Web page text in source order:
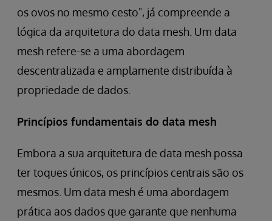
os ovos no mesmo cesto", já compreende a
lógica da arquitetura do data mesh. Um data
mesh refere-se a uma abordagem
descentralizada e amplamente distribuída à
propriedade de dados.
Princípios fundamentais do data mesh
Embora a sua arquitetura de data mesh possa
ter toques únicos, os princípios centrais são os
mesmos. Um data mesh é uma abordagem
prática aos dados que garante que nenhuma